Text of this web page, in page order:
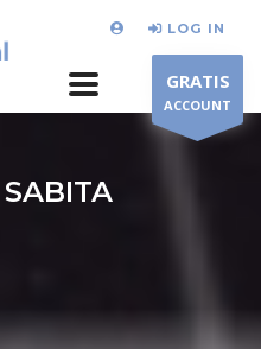
LOG IN
GRATIS
ACCOUNT